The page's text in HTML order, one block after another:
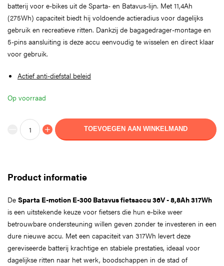
batterij voor e-bikes uit de Sparta- en Batavus-lijn. Met 11,4Ah
(275Wh) capaciteit biedt hij voldoende actieradius voor dagelijks
gebruik en recreatieve ritten. Dankzij de bagagedrager-montage en
5-pins aansluiting is deze accu eenvoudig te wisselen en direct klaar
voor gebruik.
Actief anti-diefstal beleid
Op voorraad
TOEVOEGEN AAN WINKELMAND
Product informatie
De Sparta E-motion E-300 Batavus fietsaccu 36V - 8,8Ah 317Wh
is een uitstekende keuze voor fietsers die hun e-bike weer
betrouwbare ondersteuning willen geven zonder te investeren in een
dure nieuwe accu. Met een capaciteit van 317Wh levert deze
gereviseerde batterij krachtige en stabiele prestaties, ideaal voor
dagelijkse ritten naar het werk, boodschappen in de stad of